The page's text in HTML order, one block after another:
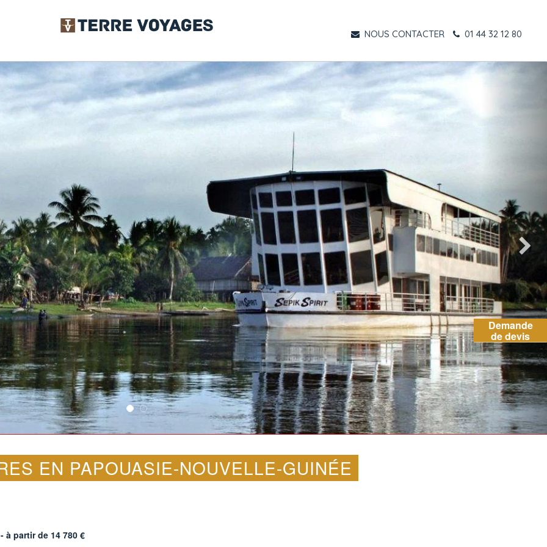
NOUS CONTACTER
01 44 32 12 80
Suivant
Demande
de devis
EN PAPOUASIE-NOUVELLE-GUINÉE
à partir de 14 780 €